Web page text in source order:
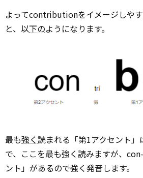
よってcontributionをイメージしや
と、以下のようになります。
最も強く読まれる「第1アクセント
で、ここを最も強く読みますが、
ント」があるので強く発音します。